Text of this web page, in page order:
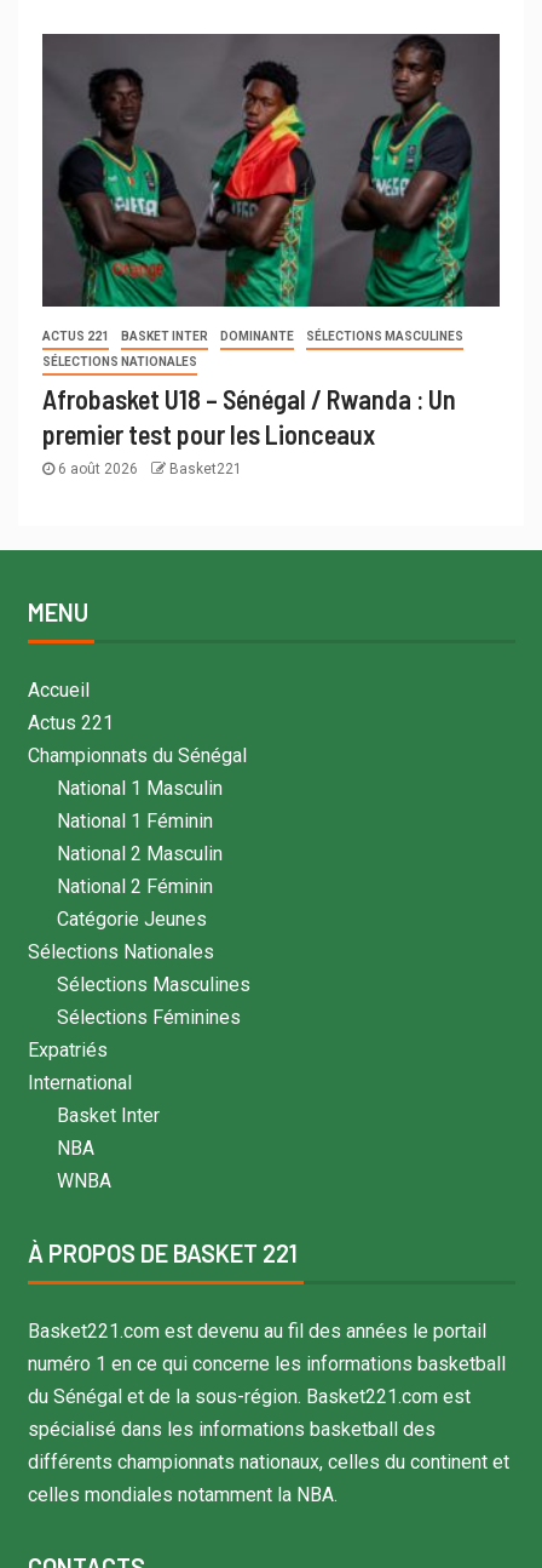
ACTUS 221 BASKET INTER DOMINANTE
SÉLECTIONS MASCULINES
SÉLECTIONS NATIONALES
Afrobasket U18 – Sénégal / Rwanda : Un
premier test pour les Lionceaux
6 août 2026 Basket221
MENU
Accueil
Actus 221
Championnats du Sénégal
National 1 Masculin
National 1 Féminin
National 2 Masculin
National 2 Féminin
Catégorie Jeunes
Sélections Nationales
Sélections Masculines
Sélections Féminines
Expatriés
International
Basket Inter
NBA
WNBA
À PROPOS DE BASKET 221
Basket221.com est devenu au fil des années le portail
numéro 1 en ce qui concerne les informations basketball
du Sénégal et de la sous-région. Basket221.com est
spécialisé dans les informations basketball des
différents championnats nationaux, celles du continent et
celles mondiales notamment la NBA.